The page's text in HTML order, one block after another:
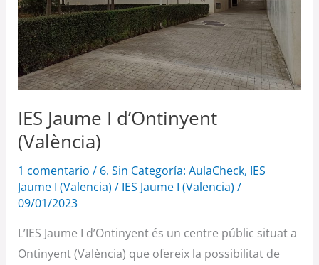
IES Jaume I d’Ontinyent
(València)
1 comentario / 6. Sin Categoría: AulaCheck, IES
Jaume I (Valencia) / IES Jaume I (Valencia) /
09/01/2023
L’IES Jaume I d’Ontinyent és un centre públic situat a
Ontinyent (València) que ofereix la possibilitat de